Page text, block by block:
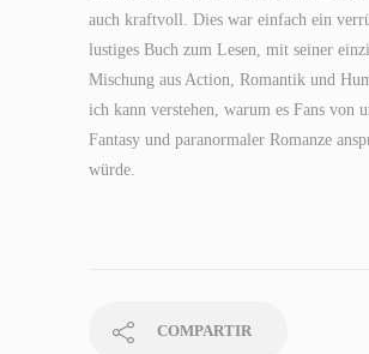
auch kraftvoll. Dies war einfach ein
lustiges Buch zum Lesen, mit seiner
Mischung aus Action, Romantik und
ich kann verstehen, warum es Fans von
Fantasy und paranormaler Romanze
würde.
COMPARTIR